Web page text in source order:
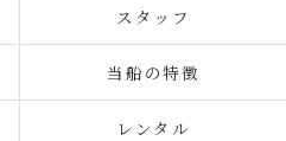
スタッフ
当船の特徴
レンタル